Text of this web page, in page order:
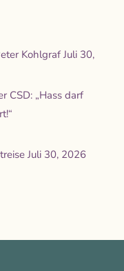
Kohlgraf Juli 30,
CSD: „Hass darf
Juli 30, 2026